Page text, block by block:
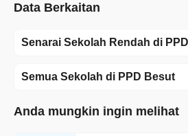
Data Berkaitan
Senarai Sekolah Rendah di
Semua Sekolah di PPD Besut
Anda mungkin ingin melihat